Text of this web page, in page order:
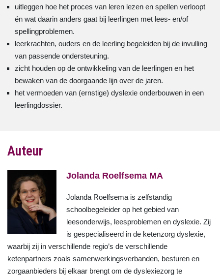
uitleggen hoe het proces van leren lezen en spellen verloopt
én wat daarin anders gaat bij leerlingen met lees- en/of
spellingproblemen.
leerkrachten, ouders en de leerling begeleiden bij de invulling
van passende ondersteuning.
zicht houden op de ontwikkeling van de leerlingen en het
bewaken van de doorgaande lijn over de jaren.
het vermoeden van (ernstige) dyslexie onderbouwen in een
leerlingdossier.
Auteur
Jolanda Roelfsema MA
Jolanda Roelfsema is zelfstandig
schoolbegeleider op het gebied van
leesonderwijs, leesproblemen en dyslexie. Zij
is gespecialiseerd in de ketenzorg dyslexie,
waarbij zij in verschillende regio’s de verschillende
ketenpartners zoals samenwerkingsverbanden, besturen en
zorgaanbieders bij elkaar brengt om de dyslexiezorg te